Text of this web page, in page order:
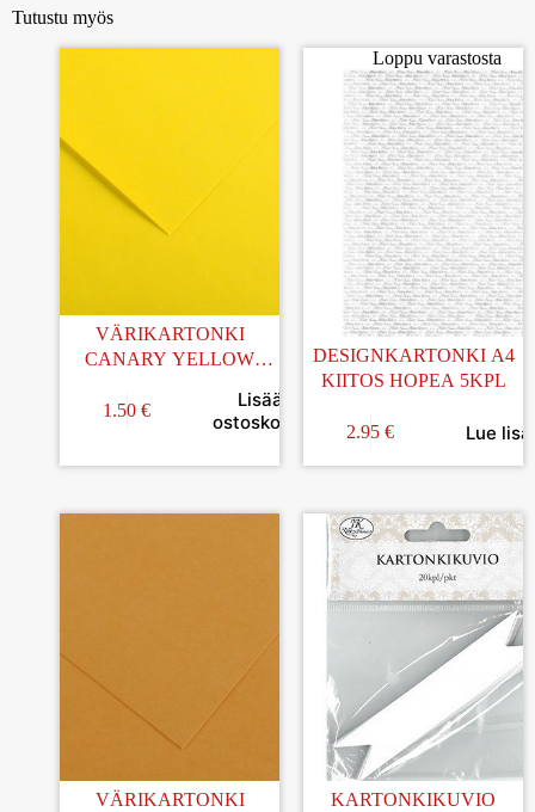
Tutustu myös
VÄRIKARTONKI
CANARY YELLOW
1.50 €
Lisää
ostoskoriin
Loppu varastosta
DESIGNKARTONKI A4
KIITOS HOPEA 5KPL
2.95 € Lue
VÄRIKARTONKI
KARTONKIKUVIO